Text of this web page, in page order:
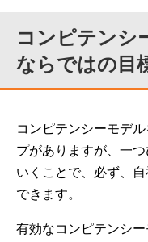
コンピテンシ
ならではの目
コンピテンシーモデ
プがありますが、一
いくことで、必ず、
できます。
有効なコンピテンシ